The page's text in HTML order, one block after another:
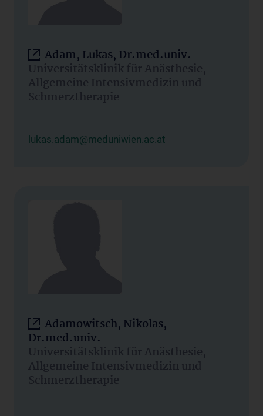
Adam, Lukas, Dr.med.univ.
Universitätsklinik für Anästhesie,
Allgemeine Intensivmedizin und
Schmerztherapie
lukas.adam@meduniwien.ac.at
Adamowitsch, Nikolas,
Dr.med.univ.
Universitätsklinik für Anästhesie,
Allgemeine Intensivmedizin und
Schmerztherapie